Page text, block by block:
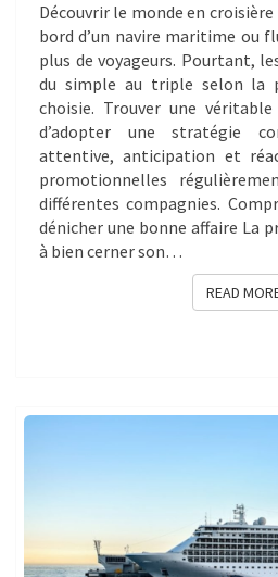
Découvrir le monde en croisière
bord d’un navire maritime ou
plus de voyageurs. Pourtant,
du simple au triple selon la
choisie. Trouver une
d’adopter une stratégie
attentive, anticipation et
promotionnelles
différentes compagnies.
dénicher une bonne affaire La
à bien cerner son…
READ